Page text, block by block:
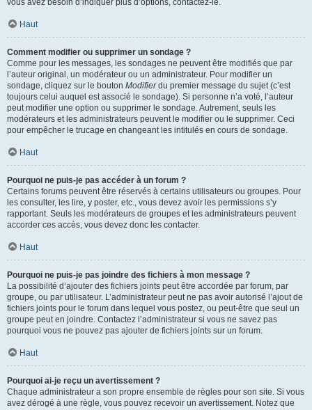
vous avez besoin d’indiquer plus d’options, contactez-le.
Haut
Comment modifier ou supprimer un sondage ?
Comme pour les messages, les sondages ne peuvent être modifiés que par
l’auteur original, un modérateur ou un administrateur. Pour modifier un
sondage, cliquez sur le bouton Modifierdu premier message du sujet (c’est
toujours celui auquel est associé le sondage). Si personne n’a voté, l’auteur
peut modifier une option ou supprimer le sondage. Autrement, seuls les
modérateurs et les administrateurs peuvent le modifier ou le supprimer. Ceci
pour empêcher le trucage en changeant les intitulés en cours de sondage.
Haut
Pourquoi ne puis-je pas accéder à un forum ?
Certains forums peuvent être réservés à certains utilisateurs ou groupes. Pour
les consulter, les lire, y poster, etc., vous devez avoir les permissions s’y
rapportant. Seuls les modérateurs de groupes et les administrateurs peuvent
accorder ces accès, vous devez donc les contacter.
Haut
Pourquoi ne puis-je pas joindre des fichiers à mon message ?
La possibilité d’ajouter des fichiers joints peut être accordée par forum, par
groupe, ou par utilisateur. L’administrateur peut ne pas avoir autorisé l’ajout de
fichiers joints pour le forum dans lequel vous postez, ou peut-être que seul un
groupe peut en joindre. Contactez l’administrateur si vous ne savez pas
pourquoi vous ne pouvez pas ajouter de fichiers joints sur un forum.
Haut
Pourquoi ai-je reçu un avertissement ?
Chaque administrateur a son propre ensemble de règles pour son site. Si vous
avez dérogé à une règle, vous pouvez recevoir un avertissement. Notez que